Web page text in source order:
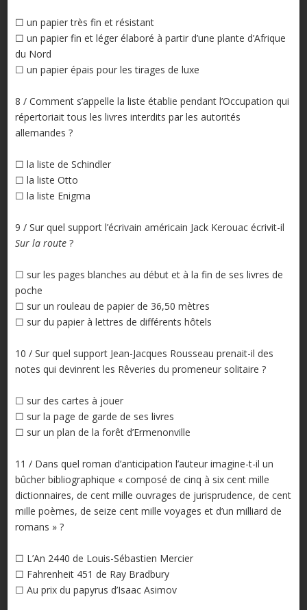
☐ un papier très fin et résistant
☐ un papier fin et léger élaboré à partir d’une plante d’Afrique
du Nord
☐ un papier épais pour les tirages de luxe
8 / Comment s’appelle la liste établie pendant l’Occupation qui
répertoriait tous les livres interdits par les autorités
allemandes ?
☐ la liste de Schindler
☐ la liste Otto
☐ la liste Enigma
9 / Sur quel support l’écrivain américain Jack Kerouac écrivit-il
Sur la route?
☐ sur les pages blanches au début et à la fin de ses livres de
poche
☐ sur un rouleau de papier de 36,50 mètres
☐ sur du papier à lettres de différents hôtels
10 / Sur quel support Jean-Jacques Rousseau prenait-il des
notes qui devinrent les Rêveries du promeneur solitaire ?
☐ sur des cartes à jouer
☐ sur la page de garde de ses livres
☐ sur un plan de la forêt d’Ermenonville
11 / Dans quel roman d’anticipation l’auteur imagine-t-il un
bûcher bibliographique « composé de cinq à six cent mille
dictionnaires, de cent mille ouvrages de jurisprudence, de cent
mille poèmes, de seize cent mille voyages et d’un milliard de
romans » ?
☐ L’An 2440 de Louis-Sébastien Mercier
☐ Fahrenheit 451 de Ray Bradbury
☐ Au prix du papyrus d’Isaac Asimov